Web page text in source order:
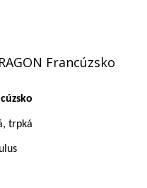
Francúzsko
trpká